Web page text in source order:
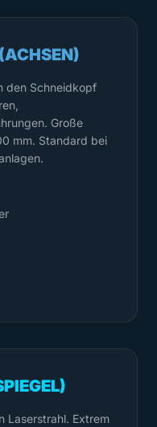
den Schneidkopf
Große
mm. Standard bei
Laserstrahl. Extrem